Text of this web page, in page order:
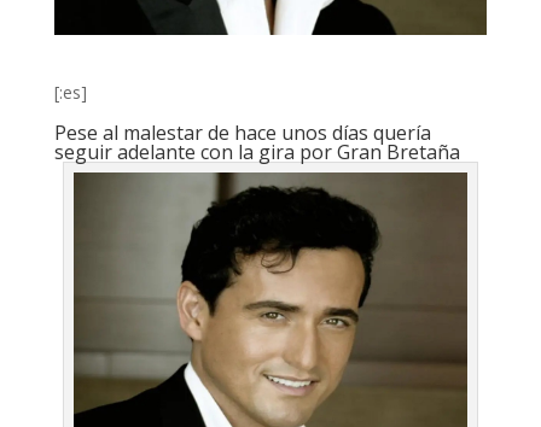
[:es]
Pese al malestar de hace unos días quería
seguir adelante con la gira por Gran Bretaña